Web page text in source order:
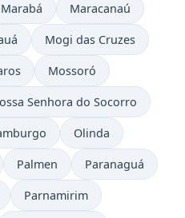
Marabá Maracanaú
Mogi das Cruzes
Mossoró
Senhora do Socorro
Olinda
Palmen Paranaguá
Parnamirim